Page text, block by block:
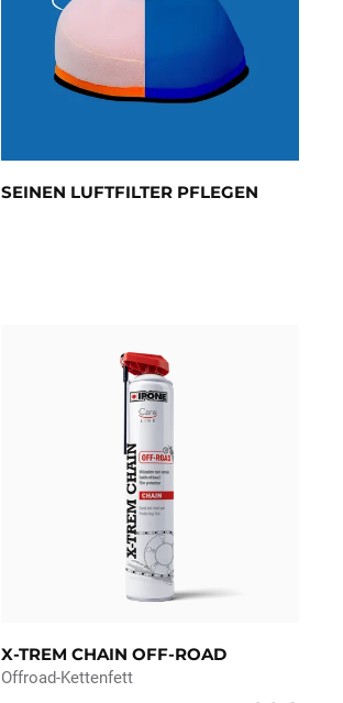
SEINEN LUFTFILTER PFLEGEN
X-TREM CHAIN OFF-ROAD
Offroad-Kettenfett